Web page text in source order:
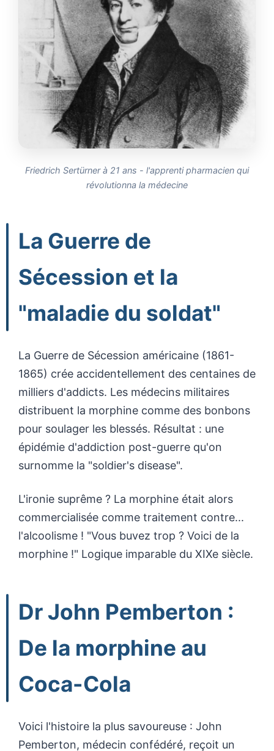
Friedrich Sertürner à 21 ans - l'apprenti pharmacien qui
révolutionna la médecine
La Guerre de
Sécession et la
"maladie du soldat"
La Guerre de Sécession américaine (1861-
1865) crée accidentellement des centaines de
milliers d'addicts. Les médecins militaires
distribuent la morphine comme des bonbons
pour soulager les blessés. Résultat : une
épidémie d'addiction post-guerre qu'on
surnomme la "soldier's disease".
L'ironie suprême ? La morphine était alors
commercialisée comme traitement contre...
l'alcoolisme ! "Vous buvez trop ? Voici de la
morphine !" Logique imparable du XIXe siècle.
Dr John Pemberton :
De la morphine au
Coca-Cola
Voici l'histoire la plus savoureuse : John
Pemberton, médecin confédéré, reçoit un